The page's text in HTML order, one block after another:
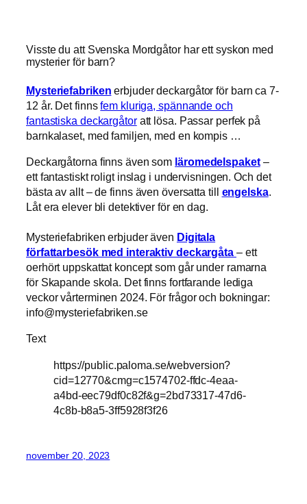
Visste du att Svenska Mordgåtor har ett syskon med
mysterier för barn?
Mysteriefabriken erbjuder deckargåtor för barn ca 7-
12 år. Det finnsfem kluriga, spännande och
fantastiska deckargåtoratt lösa. Passar perfek på
barnkalaset, med familjen, med en kompis …
Deckargåtorna finns även som läromedelspaket–
ett fantastiskt roligt inslag i undervisningen. Och det
bästa av allt – de finns även översatta till engelska.
Låt era elever bli detektiver för en dag.
Mysteriefabriken erbjuder även Digitala
författarbesök med interaktiv deckargåta – ett
oerhört uppskattat koncept som går under ramarna
för Skapande skola. Det finns fortfarande lediga
veckor vårterminen 2024. För frågor och bokningar:
info@mysteriefabriken.se
Text
https://public.paloma.se/webversion?
cid=12770&cmg=c1574702-ffdc-4eaa-
a4bd-eec79df0c82f&g=2bd73317-47d6-
4c8b-b8a5-3ff5928f3f26
november 20, 2023